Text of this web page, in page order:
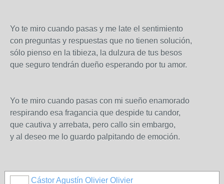
Yo te miro cuando pasas y me late el sentimiento
con preguntas y respuestas que no tienen solución,
sólo pienso en la tibieza, la dulzura de tus besos
que seguro tendrán dueño esperando por tu amor.
Yo te miro cuando pasas con mi sueño enamorado
respirando esa fragancia que despide tu candor,
que cautiva y arrebata, pero callo sin embargo,
y al deseo me lo guardo palpitando de emoción.
Cástor Agustín Olivier Olivier